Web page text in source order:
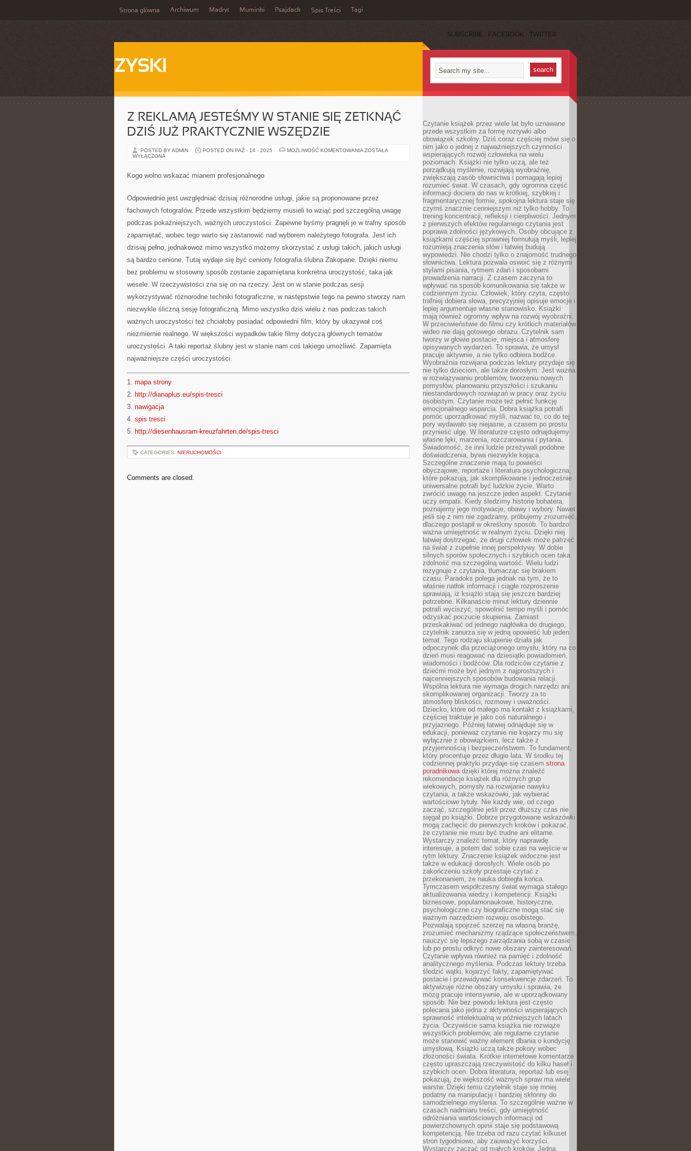
Strona główna Archiwum Madryt Muminki Psajdack Spis Treści Tagi
SUBSCRIBE FACEBOOK TWITTER
ZYSKI
Z REKLAMĄ JESTEŚMY W STANIE SIĘ ZETKNĄĆ
DZIŚ JUŻ PRAKTYCZNIE WSZĘDZIE
POSTED BY ADMIN POSTED ON PAŹ - 14 - 2025 MOŻLIWOŚĆ KOMENTOWANIA Z
PRAKTYCZNIE
ZOSTAŁA
WYŁĄCZONA
Kogo wolno wskazać mianem profesjonalnego
Odpowiednio jest uwzględniać dzisiaj różnorodne usługi, jakie są proponowane przez
fachowych fotografów. Przede wszystkim będziemy musieli to wziąć pod szczególną uwagę
podczas pokaźniejszych, ważnych uroczystości. Zapewne byśmy pragnęli je w trafny sposób
zapamiętać, wobec tego warto się zastanowić nad wyborem należytego fotografa. Jest ich
dzisiaj pełno, jednakowoż mimo wszystko możemy skorzystać z usługi takich, jakich usługi
są bardzo cenione. Tutaj wydaje się być ceniony fotografia ślubna Zakopane. Dzięki niemu
bez problemu w stosowny sposób zostanie zapamiętana konkretna uroczystość, taka jak
wesele. W rzeczywistości zna się on na rzeczy. Jest on w stanie podczas sesji
wykorzystywać różnorodne techniki fotograficzne, w następstwie tego na pewno stworzy nam
niezwykle śliczną sesję fotograficzną. Mimo wszystko dziś wielu z nas podczas takich
ważnych uroczystości też chciałoby posiadać odpowiedni film, który by ukazywał coś
niezmiernie realnego. W większości wypadków takie filmy dotyczą głównych tematów
uroczystości. A taki reportaż ślubny jest w stanie nam coś takiego umożliwić. Zapamięta
najważniejsze części uroczystości.
1. mapa strony
2. http://dianaplus.eu/spis-tresci
3. nawigacja
4. spis tresci
5. http://diesenhausram-kreuzfahrten.de/spis-tresci
CATEGORIES: NIERUCHOMOŚCI
Comments are closed.
Czytanie książek przez wiele lat było uznawane
przede wszystkim za formę rozrywki albo
obowiązek szkolny. Dziś coraz częściej mówi się o
nim jako o jednej z najważniejszych czynności
wspierających rozwój człowieka na wielu
poziomach. Książki nie tylko uczą, ale też
porządkują myślenie, rozwijają wyobraźnię,
zwiększają zasób słownictwa i pomagają lepiej
rozumieć świat. W czasach, gdy ogromna część
informacji dociera do nas w krótkiej, szybkiej i
fragmentarycznej formie, spokojna lektura staje się
czymś znacznie cenniejszym niż tylko hobby. To
trening koncentracji, refleksji i cierpliwości. Jednym
z pierwszych efektów regularnego czytania jest
poprawa zdolności językowych. Osoby obcujące z
książkami częściej sprawniej formułują myśli, lepiej
rozumieją znaczenia słów i łatwiej budują
wypowiedzi. Nie chodzi tylko o znajomość trudnego
słownictwa. Lektura pozwala oswoić się z różnymi
stylami pisania, rytmem zdań i sposobami
prowadzenia narracji. Z czasem zaczyna to
wpływać na sposób komunikowania się także w
codziennym życiu. Człowiek, który czyta, często
trafniej dobiera słowa, precyzyjniej opisuje emocje i
lepiej argumentuje własne stanowisko. Książki
mają również ogromny wpływ na rozwój wyobraźni.
W przeciwieństwie do filmu czy krótkich materiałów
wideo nie dają gotowego obrazu. Czytelnik sam
tworzy w głowie postacie, miejsca i atmosferę
opisywanych wydarzeń. To sprawia, że umysł
pracuje aktywnie, a nie tylko odbiera bodźce.
Wyobraźnia rozwijana podczas lektury przydaje się
nie tylko dzieciom, ale także dorosłym. Jest ważna
w rozwiązywaniu problemów, tworzeniu nowych
pomysłów, planowaniu przyszłości i szukaniu
niestandardowych rozwiązań w pracy oraz życiu
osobistym. Czytanie może też pełnić funkcję
emocjonalnego wsparcia. Dobra książka potrafi
pomóc uporządkować myśli, nazwać to, co do tej
pory wydawało się niejasne, a czasem po prostu
przynieść ulgę. W literaturze często odnajdujemy
własne lęki, marzenia, rozczarowania i pytania.
Świadomość, że inni ludzie przeżywali podobne
doświadczenia, bywa niezwykle kojąca.
Szczególne znaczenie mają tu powieści
obyczajowe, reportaże i literatura psychologiczna,
które pokazują, jak skomplikowane i jednocześnie
uniwersalne potrafi być ludzkie życie. Warto
zwrócić uwagę na jeszcze jeden aspekt. Czytanie
uczy empatii. Kiedy śledzimy historię bohatera,
poznajemy jego motywacje, obawy i wybory. Nawet
jeśli się z nim nie zgadzamy, próbujemy zrozumieć,
dlaczego postąpił w określony sposób. To bardzo
ważna umiejętność w realnym życiu. Dzięki niej
łatwiej dostrzegać, że drugi człowiek może patrzeć
na świat z zupełnie innej perspektywy. W dobie
silnych sporów społecznych i szybkich ocen taka
zdolność ma szczególną wartość. Wielu ludzi
rezygnuje z czytania, tłumacząc się brakiem
czasu. Paradoks polega jednak na tym, że to
właśnie natłok informacji i ciągłe rozproszenie
sprawiają, iż książki stają się jeszcze bardziej
potrzebne. Kilkanaście minut lektury dziennie
potrafi wyciszyć, spowolnić tempo myśli i pomóc
odzyskać poczucie skupienia. Zamiast
przeskakiwać od jednego nagłówka do drugiego,
czytelnik zanurza się w jedną opowieść lub jeden
temat. Tego rodzaju skupienie działa jak
odpoczynek dla przeciążonego umysłu, który na co
dzień musi reagować na dziesiątki powiadomień,
wiadomości i bodźców. Dla rodziców czytanie z
dziećmi może być jednym z najprostszych i
najcenniejszych sposobów budowania relacji.
Wspólna lektura nie wymaga drogich narzędzi ani
skomplikowanej organizacji. Tworzy za to
atmosferę bliskości, rozmowy i uważności.
Dziecko, które od małego ma kontakt z książkami,
częściej traktuje je jako coś naturalnego i
przyjaznego. Później łatwiej odnajduje się w
edukacji, ponieważ czytanie nie kojarzy mu się
wyłącznie z obowiązkiem, lecz także z
przyjemnością i bezpieczeństwem. To fundament,
który procentuje przez długie lata. W środku tej
codziennej praktyki przydaje się czasem strona
poradnikowadzięki której można znaleźć
rekomendacje książek dla różnych grup
wiekowych, pomysły na rozwijanie nawyku
czytania, a także wskazówki, jak wybierać
wartościowe tytuły. Nie każdy wie, od czego
zacząć, szczególnie jeśli przez dłuższy czas nie
sięgał po książki. Dobrze przygotowane wskazówki
mogą zachęcić do pierwszych kroków i pokazać,
że czytanie nie musi być trudne ani elitarne.
Wystarczy znaleźć temat, który naprawdę
interesuje, a potem dać sobie czas na wejście w
rytm lektury. Znaczenie książek widoczne jest
także w edukacji dorosłych. Wiele osób po
zakończeniu szkoły przestaje czytać z
przekonaniem, że nauka dobiegła końca.
Tymczasem współczesny świat wymaga stałego
aktualizowania wiedzy i kompetencji. Książki
biznesowe, popularnonaukowe, historyczne,
psychologiczne czy biograficzne mogą stać się
ważnym narzędziem rozwoju osobistego.
Pozwalają spojrzeć szerzej na własną branżę,
zrozumieć mechanizmy rządzące społeczeństwem,
nauczyć się lepszego zarządzania sobą w czasie
lub po prostu odkryć nowe obszary zainteresowań.
Czytanie wpływa również na pamięć i zdolność
analitycznego myślenia. Podczas lektury trzeba
śledzić wątki, kojarzyć fakty, zapamiętywać
postacie i przewidywać konsekwencje zdarzeń. To
aktywizuje różne obszary umysłu i sprawia, że
mózg pracuje intensywnie, ale w uporządkowany
sposób. Nie bez powodu lektura jest często
polecana jako jedna z aktywności wspierających
sprawność intelektualną w późniejszych latach
życia. Oczywiście sama książka nie rozwiąże
wszystkich problemów, ale regularne czytanie
może stanowić ważny element dbania o kondycję
umysłową. Książki uczą także pokory wobec
złożoności świata. Krótkie internetowe komentarze
często upraszczają rzeczywistość do kilku haseł i
szybkich ocen. Dobra literatura, reportaż lub esej
pokazują, że większość ważnych spraw ma wiele
warstw. Dzięki temu czytelnik staje się mniej
podatny na manipulację i bardziej skłonny do
samodzielnego myślenia. To szczególnie ważne w
czasach nadmiaru treści, gdy umiejętność
odróżniania wartościowych informacji od
powierzchownych opinii staje się podstawową
kompetencją. Nie trzeba od razu czytać kilkuset
stron tygodniowo, aby zauważyć korzyści.
Wystarczy zacząć od małych kroków. Jedna